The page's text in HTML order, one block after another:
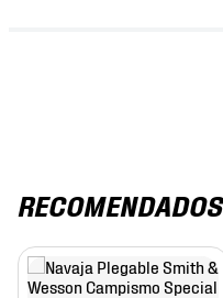
RECOMENDADOS